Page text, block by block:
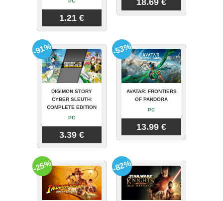
1.21 €
DIGIMON STORY
CYBER SLEUTH:
COMPLETE EDITION
PC
3.39 €
-91%
AVATAR: FRONTIERS
OF PANDORA
PC
13.99 €
-53%
-25% -82%